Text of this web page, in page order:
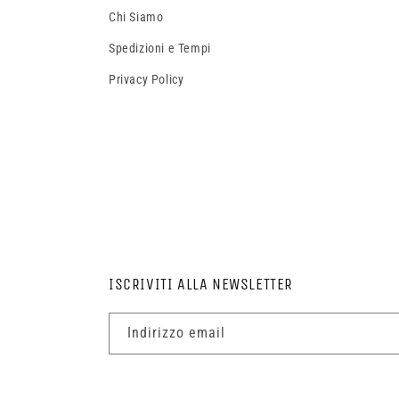
Chi Siamo
Spedizioni e Tempi
Privacy Policy
ISCRIVITI ALLA NEWSLETTER
Indirizzo email